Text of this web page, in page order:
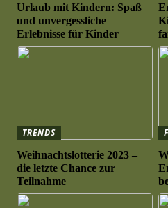
Urlaub mit Kindern: Spaß
und unvergessliche
Erlebnisse für Kinder
TRENDS
Weihnachtslotterie 2023 –
die letzte Chance zur
Teilnahme